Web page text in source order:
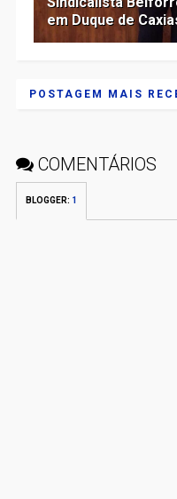
em Duque de
POSTAGEM MAIS
COMENTÁRIOS
BLOGGER: 1